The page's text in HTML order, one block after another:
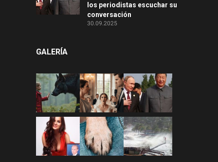
los periodistas escuchar su
conversación
30.09.2025
GALERÍA